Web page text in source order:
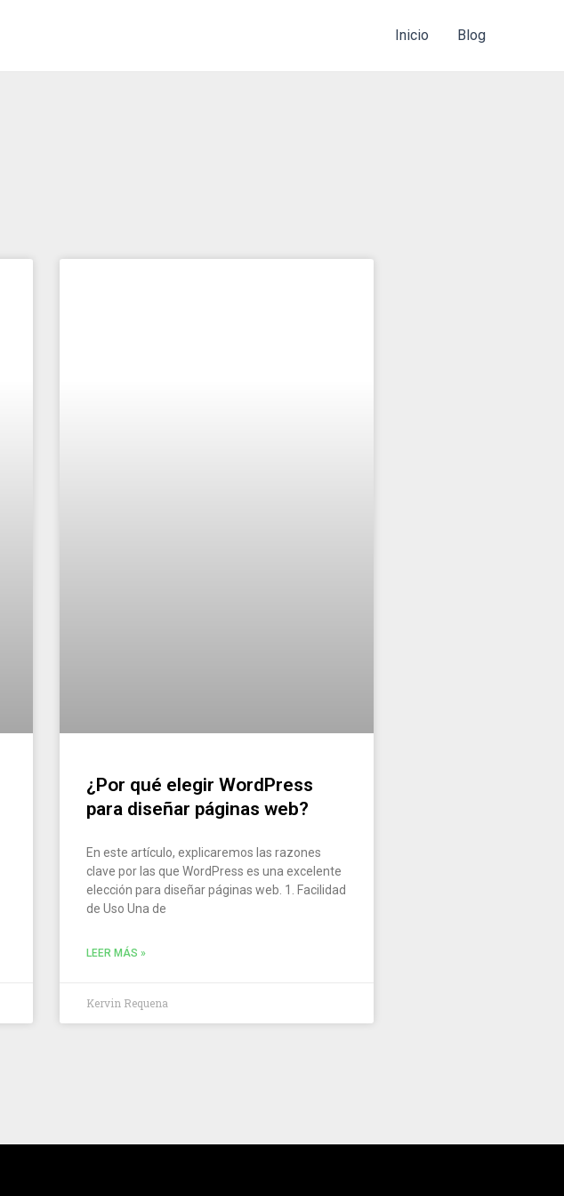
Inicio Blog
¿Por qué elegir WordPress
para diseñar páginas web?
En este artículo, explicaremos las razones
clave por las que WordPress es una excelente
elección para diseñar páginas web. 1. Facilidad
de Uso Una de
LEER MÁS »
Kervin Requena